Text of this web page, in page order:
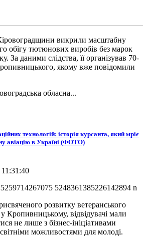
викрили масштабну
обігу тютюнових виробів без марок
За даними слідства, її організував 70-
якому вже повідомили
обласна...
технологій: історія курсанта, який мріє
авіацію в Україні (ФОТО)
розвитку ветеранського
Кропивницькому, відвідувачі мали
не лише з бізнес-ініціативами
можливостями для молоді.